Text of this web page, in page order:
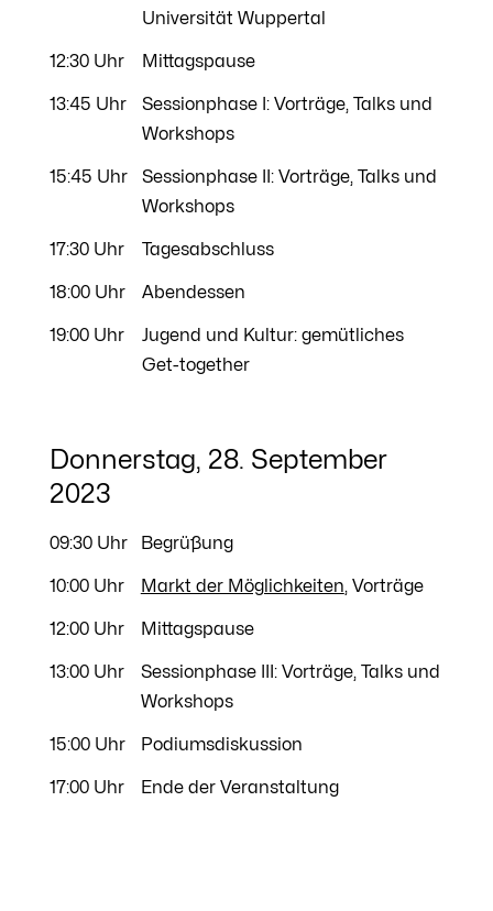
Universität Wuppertal
12:30 Uhr Mittagspause
13:45 Uhr
Sessionphase I: Vorträge, Talks und
Workshops
15:45 Uhr
Sessionphase II: Vorträge, Talks und
Workshops
17:30 Uhr Tagesabschluss
18:00 Uhr Abendessen
19:00 Uhr
Jugend und Kultur: gemütliches
Get-together
Donnerstag, 28. September
2023
09:30 Uhr Begrüßung
10:00 Uhr Markt der Möglichkeiten, Vorträge
12:00 Uhr Mittagspause
13:00 Uhr
Sessionphase III: Vorträge, Talks und
Workshops
15:00 Uhr Podiumsdiskussion
17:00 Uhr Ende der Veranstaltung